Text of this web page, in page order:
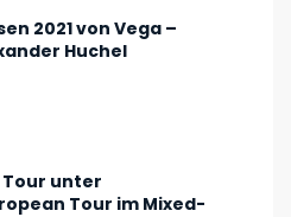
2021 von Vega –
Huchel
Tour unter
Tour im Mixed-